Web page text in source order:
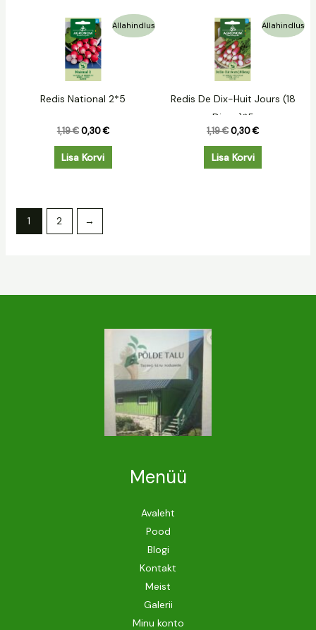
Allahindlus
Redis National 2*5
1,19€
Algne
hind
oli:
1,19 €.
0,30€
Praegune
hind
Lisa Korvi
Allahindlus
Redis De Dix-Huit Jours (18
Dienu)*5
1,19€
Algne
hind
oli:
1,19 €.
0,30€
Praegune
hind
Lisa Korvi
1 2 →
Menüü
Avaleht
Pood
Blogi
Kontakt
Meist
Galerii
Minu konto